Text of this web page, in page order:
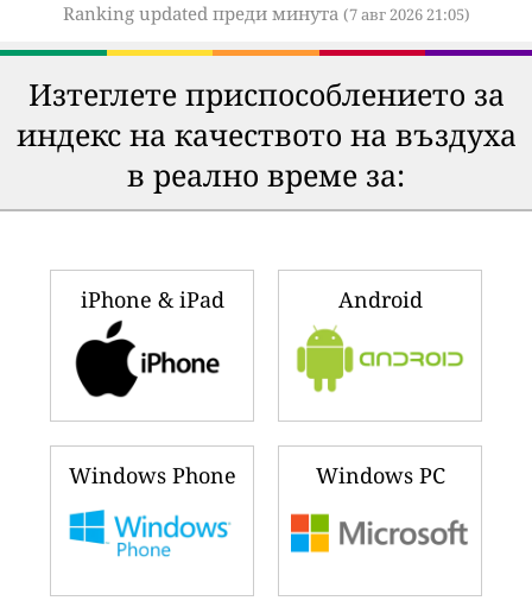
Ranking updated преди минута (7 авг 2026 21:05)
Изтеглете приспособлението за
индекс на качеството на въздуха
в реално време за:
iPhone & iPad Android
Windows Phone Windows PC